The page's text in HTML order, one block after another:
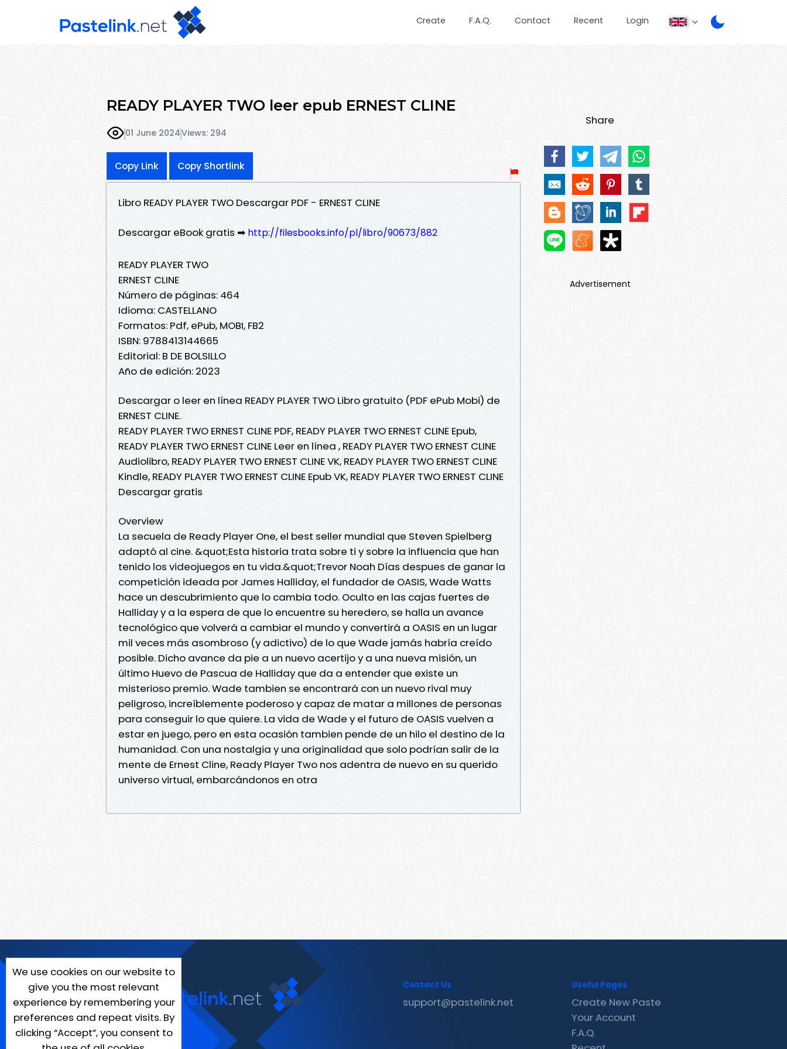
Create F.A.Q. Contact Recent Login
READY PLAYER TWO leer epub ERNEST CLINE
01 June 2024Views: 294
Copy Link Copy Shortlink
Libro READY PLAYER TWO Descargar PDF - ERNEST CLINE
Descargar eBook gratis ➡ http://filesbooks.info/pl/libro/90673/882
READY PLAYER TWO
ERNEST CLINE
Número de páginas: 464
Idioma: CASTELLANO
Formatos: Pdf, ePub, MOBI, FB2
ISBN: 9788413144665
Editorial: B DE BOLSILLO
Año de edición: 2023
Descargar o leer en línea READY PLAYER TWO Libro gratuito (PDF ePub Mobi) de
ERNEST CLINE.
READY PLAYER TWO ERNEST CLINE PDF, READY PLAYER TWO ERNEST CLINE Epub,
READY PLAYER TWO ERNEST CLINE Leer en línea , READY PLAYER TWO ERNEST CLINE
Audiolibro, READY PLAYER TWO ERNEST CLINE VK, READY PLAYER TWO ERNEST CLINE
Kindle, READY PLAYER TWO ERNEST CLINE Epub VK, READY PLAYER TWO ERNEST CLINE
Descargar gratis
Overview
La secuela de Ready Player One, el best seller mundial que Steven Spielberg
adaptó al cine. &quot;Esta historia trata sobre ti y sobre la influencia que han
tenido los videojuegos en tu vida.&quot;Trevor Noah Días despues de ganar la
competición ideada por James Halliday, el fundador de OASIS, Wade Watts
hace un descubrimiento que lo cambia todo. Oculto en las cajas fuertes de
Halliday y a la espera de que lo encuentre su heredero, se halla un avance
tecnológico que volverá a cambiar el mundo y convertirá a OASIS en un lugar
mil veces más asombroso (y adictivo) de lo que Wade jamás habría creído
posible. Dicho avance da pie a un nuevo acertijo y a una nueva misión, un
último Huevo de Pascua de Halliday que da a entender que existe un
misterioso premio. Wade tambien se encontrará con un nuevo rival muy
peligroso, increíblemente poderoso y capaz de matar a millones de personas
para conseguir lo que quiere. La vida de Wade y el futuro de OASIS vuelven a
estar en juego, pero en esta ocasión tambien pende de un hilo el destino de la
humanidad. Con una nostalgia y una originalidad que solo podrían salir de la
mente de Ernest Cline, Ready Player Two nos adentra de nuevo en su querido
universo virtual, embarcándonos en otra
Share
Advertisement
We use cookies on our website to
give you the most relevant
experience by remembering your
preferences and repeat visits. By
clicking “Accept”, you consent to
Contact Us
support@pastelink.net
Useful Pages
Create New Paste
Your Account
F.A.Q.